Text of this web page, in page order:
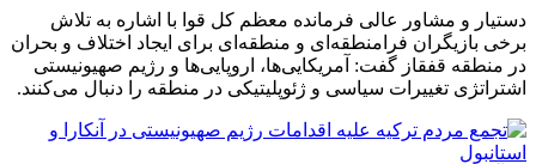
دستیار و مشاور عالی فرمانده معظم کل قوا با اشاره به تلاش
برخی بازیگران فرامنطقه‌ای و منطقه‌ای برای ایجاد اختلاف و بحران
در منطقه قفقاز گفت: آمریکایی‌ها، اروپایی‌ها و رژیم صهیونیستی
‌اشتراتژی تغییرات سیاسی و ژئوپلیتیکی در ‌منطقه را دنبال می‌کنند.